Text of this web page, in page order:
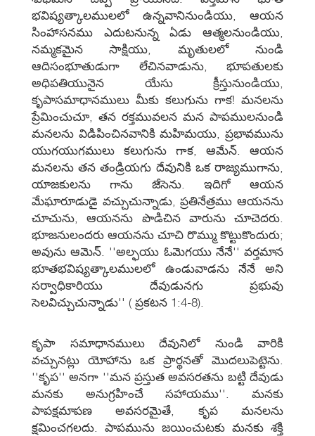
భవిష్యత్కాలములలో ఉన్నవానినుండియు, ఆయన
సింహాసనము ఎదుటనున్న ఏడు ఆత్మలనుండియు,
నమ్మకమైన సాక్షియు, మృతులలో నుండి
ఆదిసంభూతుడుగా లేచినవాడును, భూపతులకు
అధిపతియునైన యేసు క్రీస్తునుండియు,
కృపాసమాధానములు మీకు కలుగును గాక! మనలను
ప్రేమించుచూ, తన రక్తమువలన మన పాపములనుండి
మనలను విడిపించినవానికి మహిమయు, ప్రభావమును
యుగయుగములు కలుగును గాక, ఆమేన్‌. ఆయన
మనలను తన తండ్రియగు దేవునికి ఒక రాజ్యముగాను,
యాజకులను గాను జేసెను. ఇదిగో ఆయన
మేఘారూడుడై వచ్చుచున్నాడు, ప్రతినేత్రము ఆయనను
చూచును, ఆయనను పొడిచిన వారును చూచెదరు.
భూజనులందరు ఆయనను చూచి రొమ్ము కొట్టుకొందురు;
అవును ఆమెన్‌. ''అల్ఫయు ఓమెగయు నేనే'' వర్తమాన
భూతభవిష్యత్కాలములలో ఉండువాడను నేనే అని
సర్వాధికారియు దేవుడునగు ప్రభువు
సెలవిచ్చుచున్నాడు'' ( ప్రకటన 1:4-8).
కృపా సమాధానములు దేవునిలో నుండి వారికి
వచ్చునట్లు యోహాను ఒక ప్రార్థనతో మొదలుపెట్టెను.
''కృప'' అనగా ''మన ప్రస్తుత అవసరతను బట్టి దేవుడు
మనకు అనుగ్రహించే సహాయము''. మనకు
పాపక్షమాపణ అవసరమైతే, కృప మనలను
క్షమించగలదు. పాపమును జయించుటకు మనకు శక్తి